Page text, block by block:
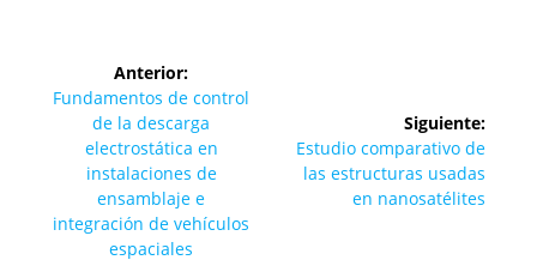
Navegación
de
entradas
Anterior:
Entrada
anterior:
Fundamentos de control
de la descarga
electrostática en
instalaciones de
ensamblaje e
integración de vehículos
espaciales
Siguiente:
Siguiente
entrada:
Estudio comparativo de
las estructuras usadas
en nanosatélites